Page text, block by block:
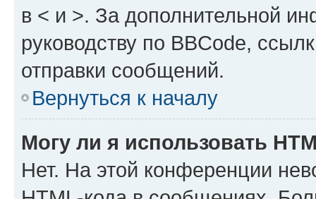
в < и >. За дополнительной
руководству по BBCode,
отправки сообщений.
Вернуться к началу
Могу ли я использовать
Нет. На этой конференции